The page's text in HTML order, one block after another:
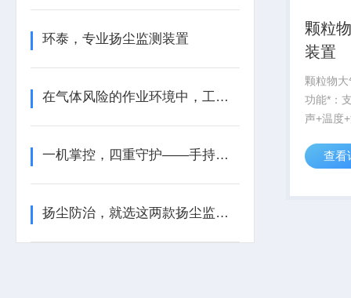
环泰，专业扬尘监测装置
在气体风险的作业环境中，工业气体报警器是关键的一道防线
一机掌控，四重守护——手持式四合一检测仪，让安全尽在“掌”握
扬尘防治，就选这两款扬尘监测装置
颗粒
装置
颗粒物
功能*：
声+温度
2、按需
监测项
查看